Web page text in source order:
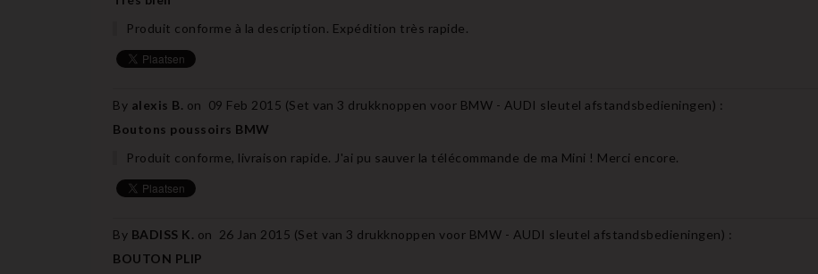
Produit conforme à la description. Expédition très rapide.
By alexis B. on 09 Feb 2015 (Set van 3 drukknoppen voor BMW - AUDI sleutel afstandsbedieningen) :
Boutons poussoirs BMW
Produit conforme, livraison rapide. J'ai pu sauver la télécommande de ma Mini ! Merci encore.
By BADISS K. on 26 Jan 2015 (Set van 3 drukknoppen voor BMW - AUDI sleutel afstandsbedieningen) :
BOUTON PLIP